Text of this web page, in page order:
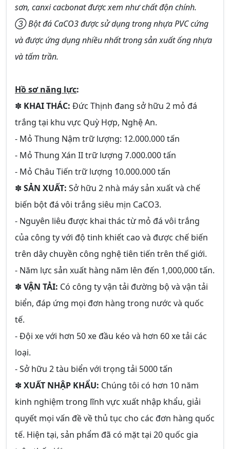
sơn, canxi cacbonat được xem như chất độn chính.
➂ Bột đá CaCO3 được sử dụng trong nhựa PVC cứng
và được ứng dụng nhiều nhất trong sản xuất ống nhựa
và tấm trần.
Hồ sơ năng lực:
✽ KHAI THÁC: Đức Thịnh đang sở hữu 2 mỏ đá
trắng tại khu vực Quỳ Hợp, Nghệ An.
- Mỏ Thung Nậm trữ lượng: 12.000.000 tấn
- Mỏ Thung Xán II trữ lượng 7.000.000 tấn
- Mỏ Châu Tiến trữ lượng 10.000.000 tấn
✽ SẢN XUẤT: Sở hữu 2 nhà máy sản xuất và chế
biến bột đá vôi trắng siêu mịn CaCO3.
- Nguyên liêu được khai thác từ mỏ đá vôi trắng
của công ty với độ tinh khiết cao và được chế biến
trên dây chuyền công nghệ tiên tiến trên thế giới.
- Năm lực sản xuất hàng năm lên đến 1,000,000 tấn.
✽ VẬN TẢI: Có công ty vận tải đường bộ và vận tải
biển, đáp ứng mọi đơn hàng trong nước và quốc
tế.
- Đội xe với hơn 50 xe đầu kéo và hơn 60 xe tải các
loại.
- Sở hữu 2 tàu biển với trọng tải 5000 tấn
✽ XUẤT NHẬP KHẨU: Chúng tôi có hơn 10 năm
kinh nghiệm trong lĩnh vực xuất nhập khẩu, giải
quyết mọi vấn đề về thủ tục cho các đơn hàng quốc
tế. Hiện tại, sản phẩm đã có mặt tại 20 quốc gia